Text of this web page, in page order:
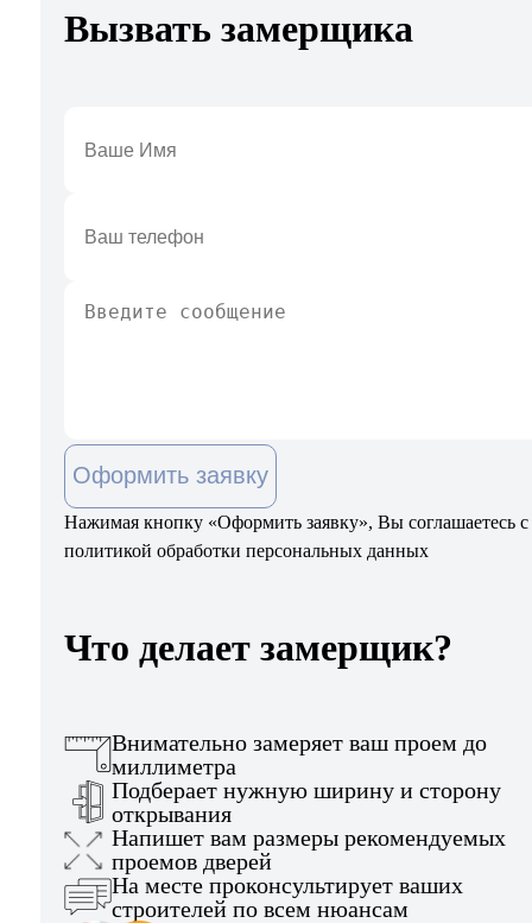
Вызвать замерщика
Оформить заявку
Нажимая кнопку «Оформить заявку», Вы соглашаетесь с
политикой обработки персональных данных
Что делает замерщик?
Внимательно замеряет ваш проем до
миллиметра
Подберает нужную ширину и сторону
открывания
Напишет вам размеры рекомендуемых
проемов дверей
На месте проконсультирует ваших
строителей по всем нюансам